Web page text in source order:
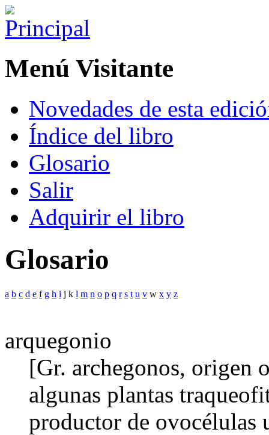
Menú Visitante
Novedades de esta
Índice del libro
Glosario
Salir
Adquirir el libro
Glosario
a b c d e f g h i j k l m n o p q r s t u v w x y z
arquegonio
[Gr. archegonos, origen
algunas plantas
productor de ovocélulas